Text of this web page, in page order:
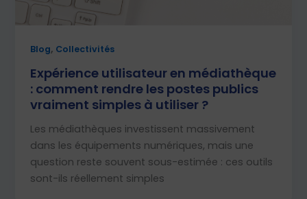
Blog, Collectivités
Expérience utilisateur en médiathèque
: comment rendre les postes publics
vraiment simples à utiliser ?
Les médiathèques investissent massivement
dans les équipements numériques, mais une
question reste souvent sous-estimée : ces outils
sont-ils réellement simples